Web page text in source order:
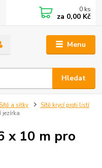
Menu
Hledat
0 ks
za 0,00 Kč
Sítě a síťky
Sítě krycí proti listí
jezírka
x 10 m pro